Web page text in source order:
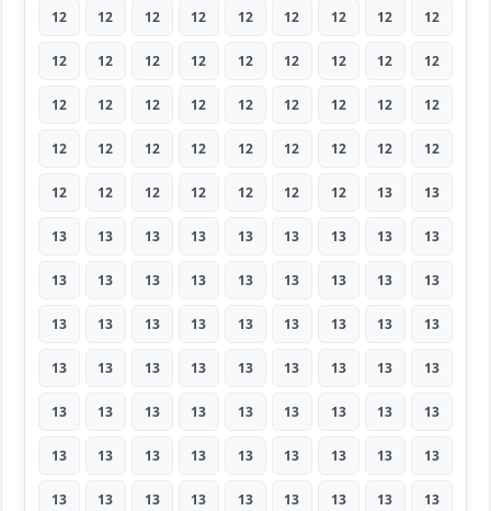
12 12 12 12 12 12 12 12 12
12 12 12 12 12 12 12 12 12
12 12 12 12 12 12 12 12 12
12 12 12 12 12 12 12 12 12
12 12 12 12 12 12 12 13 13
13 13 13 13 13 13 13 13 13
13 13 13 13 13 13 13 13 13
13 13 13 13 13 13 13 13 13
13 13 13 13 13 13 13 13 13
13 13 13 13 13 13 13 13 13
13 13 13 13 13 13 13 13 13
13 13 13 13 13 13 13 13 13